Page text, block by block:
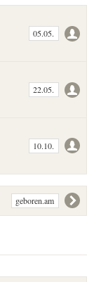
05.05.
22.05.
10.10.
geboren.am